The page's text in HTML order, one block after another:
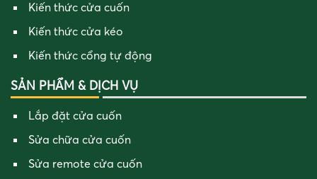
Kiến thức cửa cuốn
Kiến thức cửa kéo
Kiến thức cổng tự động
SẢN PHẨM & DỊCH VỤ
Lắp đặt cửa cuốn
Sửa chữa cửa cuốn
Sửa remote cửa cuốn